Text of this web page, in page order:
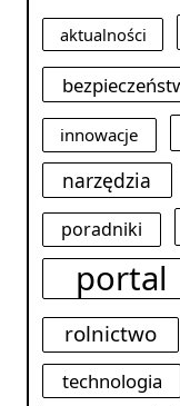
aktualności
innowacje
narzędzia
poradniki
portal
rolnictwo
technologia